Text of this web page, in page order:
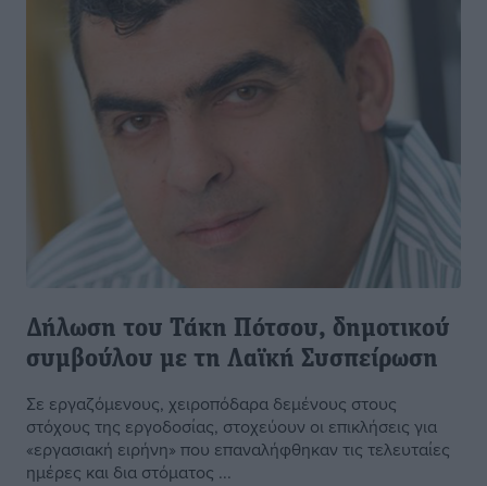
Δήλωση του Τάκη Πότσου, δημοτικού
συμβούλου με τη Λαϊκή Συσπείρωση
Σε εργαζόμενους, χειροπόδαρα δεμένους στους
στόχους της εργοδοσίας, στοχεύουν οι επικλήσεις για
«εργασιακή ειρήνη» που επαναλήφθηκαν τις τελευταίες
ημέρες και δια στόματος ...